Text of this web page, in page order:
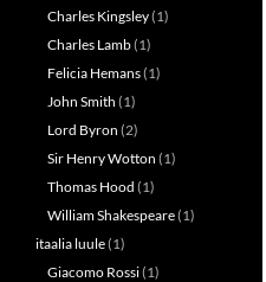
Charles Kingsley(1)
Charles Lamb(1)
Felicia Hemans(1)
John Smith (1)
Lord Byron (2)
Sir Henry Wotton (1)
Thomas Hood (1)
William Shakespeare(1)
itaalia luule(1)
Giacomo Rossi(1)